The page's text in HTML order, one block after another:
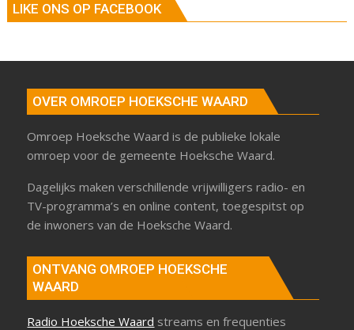
LIKE ONS OP FACEBOOK
OVER OMROEP HOEKSCHE WAARD
Omroep Hoeksche Waard is de publieke lokale
omroep voor de gemeente Hoeksche Waard.
Dagelijks maken verschillende vrijwilligers radio- en
TV-programma’s en online content, toegespitst op
de inwoners van de Hoeksche Waard.
ONTVANG OMROEP HOEKSCHE
WAARD
Radio Hoeksche Waard streams en frequenties